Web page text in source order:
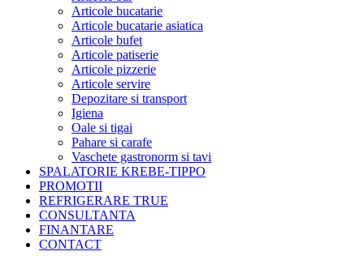
Articole bucatarie
Articole bucatarie asiatica
Articole bufet
Articole patiserie
Articole pizzerie
Articole servire
Depozitare si transport
Igiena
Oale si tigai
Pahare si carafe
Vaschete gastronorm si tavi
SPALATORIE KREBE-TIPPO
PROMOTII
REFRIGERARE TRUE
CONSULTANTA
FINANTARE
CONTACT